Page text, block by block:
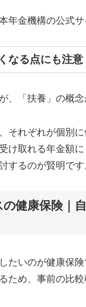
年金機構の公式サ
なる点にも注意
、「扶養」の概念
それぞれが個別
け取れる年金額
するのが賢明です
の健康保険｜
たいのが健康保
ため、事前の比